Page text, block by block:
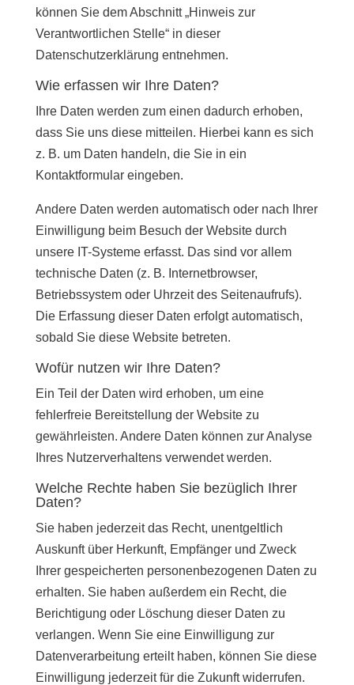
können Sie dem Abschnitt „Hinweis zur
Verantwortlichen Stelle“ in dieser
Datenschutzerklärung entnehmen.
Wie erfassen wir Ihre Daten?
Ihre Daten werden zum einen dadurch erhoben,
dass Sie uns diese mitteilen. Hierbei kann es sich
z. B. um Daten handeln, die Sie in ein
Kontaktformular eingeben.
Andere Daten werden automatisch oder nach Ihrer
Einwilligung beim Besuch der Website durch
unsere IT-Systeme erfasst. Das sind vor allem
technische Daten (z. B. Internetbrowser,
Betriebssystem oder Uhrzeit des Seitenaufrufs).
Die Erfassung dieser Daten erfolgt automatisch,
sobald Sie diese Website betreten.
Wofür nutzen wir Ihre Daten?
Ein Teil der Daten wird erhoben, um eine
fehlerfreie Bereitstellung der Website zu
gewährleisten. Andere Daten können zur Analyse
Ihres Nutzerverhaltens verwendet werden.
Welche Rechte haben Sie bezüglich Ihrer
Daten?
Sie haben jederzeit das Recht, unentgeltlich
Auskunft über Herkunft, Empfänger und Zweck
Ihrer gespeicherten personenbezogenen Daten zu
erhalten. Sie haben außerdem ein Recht, die
Berichtigung oder Löschung dieser Daten zu
verlangen. Wenn Sie eine Einwilligung zur
Datenverarbeitung erteilt haben, können Sie diese
Einwilligung jederzeit für die Zukunft widerrufen.